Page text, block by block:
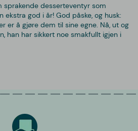
sprakende desserteventyr som
ekstra god i år! God påske, og husk:
er å gjøre dem til sine egne. Nå, ut og
han har sikkert noe smakfullt igjen i